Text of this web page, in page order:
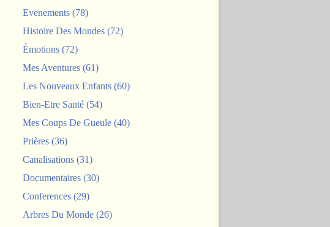
Evenements (78)
Histoire Des Mondes (72)
Émotions (72)
Mes Aventures (61)
Les Nouveaux Enfants (60)
Bien-Etre Santé (54)
Mes Coups De Gueule (40)
Prières (36)
Canalisations (31)
Documentaires (30)
Conferences (29)
Arbres Du Monde (26)